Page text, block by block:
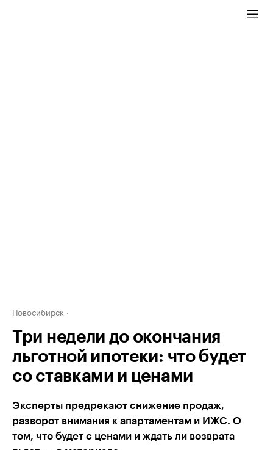
Новосибирск
Три недели до окончания
льготной ипотеки: что будет
со ставками и ценами
Эксперты предрекают снижение продаж,
разворот внимания к апартаментам и ИЖС. О
том, что будет с ценами и ждать ли возврата